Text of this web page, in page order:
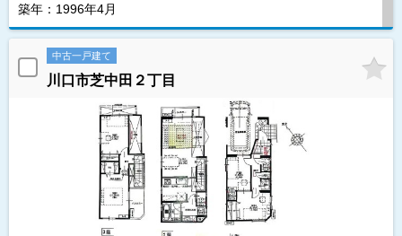
築年：1996年4月
中古一戸建て
川口市芝中田２丁目